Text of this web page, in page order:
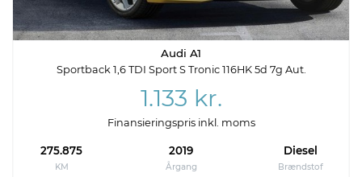
Audi A1
Sportback 1,6 TDI Sport S Tronic 116HK 5d 7g Aut.
1.133 kr.
Finansieringspris inkl. moms
275.875
KM
2019
Årgang
Diesel
Brændstof